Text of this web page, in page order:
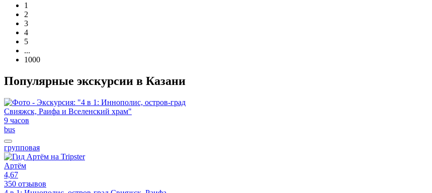
1
2
3
4
5
...
1000
Популярные экскурсии в Казани
9 часов
bus
групповая
Артём
4,67
350 отзывов